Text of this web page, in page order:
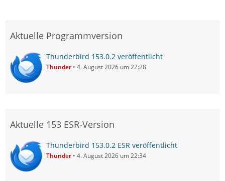
Aktuelle Programmversion
Thunderbird 153.0.2 veröffentlicht
Thunder 4. August 2026 um 22:28
Aktuelle 153 ESR-Version
Thunderbird 153.0.2 ESR veröffentlicht
Thunder 4. August 2026 um 22:34